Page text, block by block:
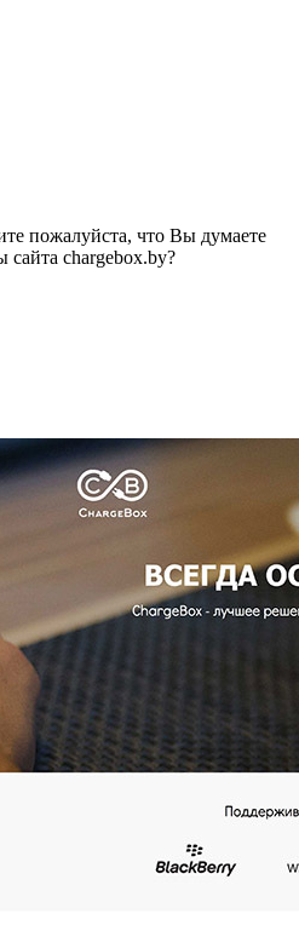
пожалуйста, что Вы думаете
сайта chargebox.by?